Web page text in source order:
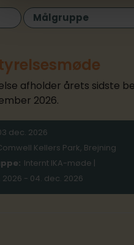
Målgruppe
afholder årets sidste
2026.
dec. 2026
Kellers Park, Brejning
Internt IKA-møde |
2026 - 04. dec. 2026